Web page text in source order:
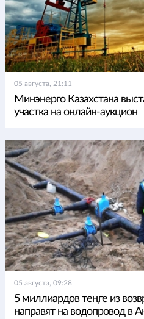
05 августа, 21:11
Минэнерго Казахстана
участка на онлайн-аукцион
05 августа, 09:28
5 миллиардов теңге из
направят на водопровод в